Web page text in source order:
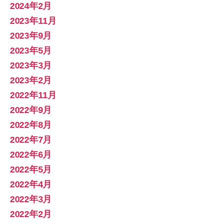
2024年2月
2023年11月
2023年9月
2023年5月
2023年3月
2023年2月
2022年11月
2022年9月
2022年8月
2022年7月
2022年6月
2022年5月
2022年4月
2022年3月
2022年2月